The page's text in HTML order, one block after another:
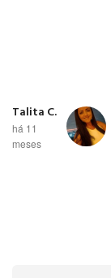
Talita C.
há 11
meses